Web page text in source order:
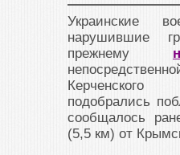
Украинские
нарушившие
прежнему
подобрались
сообщалось
(5,5 км) от